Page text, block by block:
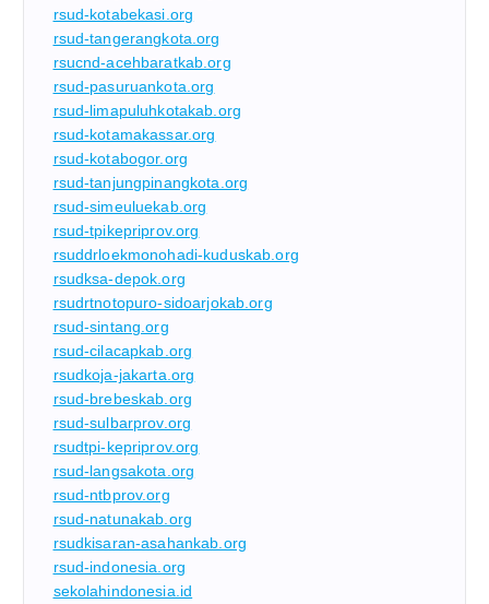
rsud-kotabekasi.org
rsud-tangerangkota.org
rsucnd-acehbaratkab.org
rsud-pasuruankota.org
rsud-limapuluhkotakab.org
rsud-kotamakassar.org
rsud-kotabogor.org
rsud-tanjungpinangkota.org
rsud-simeuluekab.org
rsud-tpikepriprov.org
rsuddrloekmonohadi-kuduskab.org
rsudksa-depok.org
rsudrtnotopuro-sidoarjokab.org
rsud-sintang.org
rsud-cilacapkab.org
rsudkoja-jakarta.org
rsud-brebeskab.org
rsud-sulbarprov.org
rsudtpi-kepriprov.org
rsud-langsakota.org
rsud-ntbprov.org
rsud-natunakab.org
rsudkisaran-asahankab.org
rsud-indonesia.org
sekolahindonesia.id